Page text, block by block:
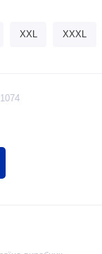
XXL XXXL